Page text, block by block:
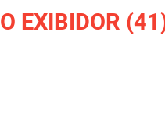
O EXIBIDOR